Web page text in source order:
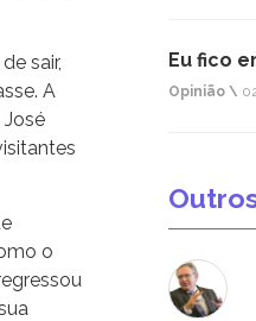
sair,
A
o
Eu fico
Opinião \